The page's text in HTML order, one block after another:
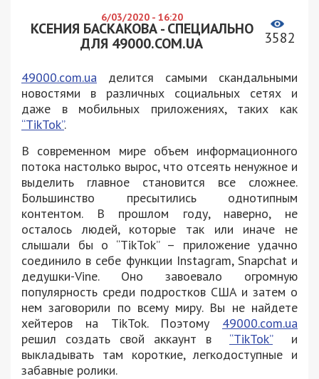
6/03/2020 - 16:20
КСЕНИЯ БАСКАКОВА - СПЕЦИАЛЬНО
ДЛЯ 49000.COM.UA
3582
49000.com.ua делится самыми скандальными
новостями в различных социальных сетях и
даже в мобильных приложениях, таких как
“TikTok”.
В современном мире объем информационного
потока настолько вырос, что отсеять ненужное и
выделить главное становится все сложнее.
Большинство пресытились однотипным
контентом. В прошлом году, наверно, не
осталось людей, которые так или иначе не
слышали бы о “TikTok” – приложение удачно
соединило в себе функции Instagram, Snapchat и
дедушки-Vine. Оно завоевало огромную
популярность среди подростков США и затем о
нем заговорили по всему миру. Вы не найдете
хейтеров на TikTok. Поэтому 49000.com.ua
решил создать свой аккаунт в “TikTok”и
выкладывать там короткие, легкодоступные и
забавные ролики.